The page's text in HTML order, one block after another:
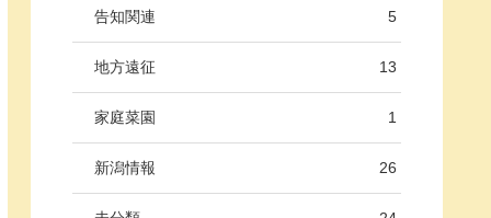
告知関連 5
地方遠征 13
家庭菜園 1
新潟情報 26